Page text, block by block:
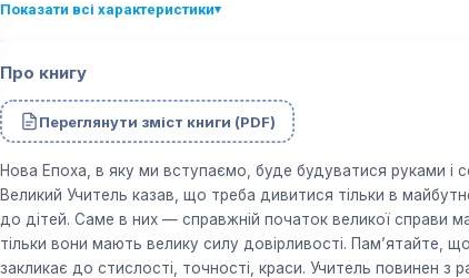
Показати всі характеристики▾
Про книгу
Переглянути зміст книги (PDF)
Нова Епоха, в яку ми вступаємо, буде будуватися руками і
Великий Учитель казав, що треба дивитися тільки в
до дітей. Саме в них — справжній початок великої справи
тільки вони мають велику силу довірливості. Пам’ятайте,
закликає до стислості, точності, краси. Учитель повинен з